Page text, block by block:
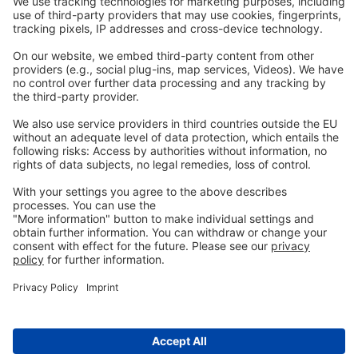
Comunicazioni
Imprint
Politica sulla riservatezza
GTC
Contattaci
info@ew-nutrition.com